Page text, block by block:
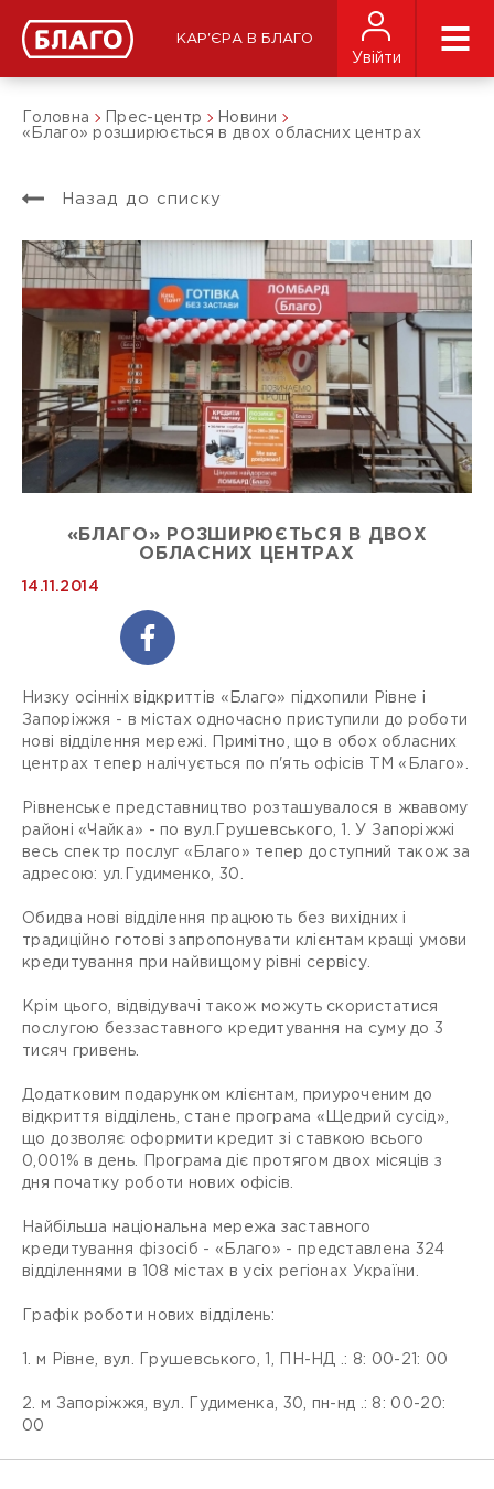
КАР'ЄРА В БЛАГО
Увійти
Головна Прес-центр
Новини
«Благо» розширюється в двох обласних центрах
Назад до списку
«БЛАГО» РОЗШИРЮЄТЬСЯ В ДВОХ
ОБЛАСНИХ ЦЕНТРАХ
14.11.2014
Низку осінніх відкриттів «Благо» підхопили Рівне і
Запоріжжя - в містах одночасно приступили до роботи
нові відділення мережі. Примітно, що в обох обласних
центрах тепер налічується по п'ять офісів ТМ «Благо».
Рівненське представництво розташувалося в жвавому
районі «Чайка» - по вул.Грушевського, 1. У Запоріжжі
весь спектр послуг «Благо» тепер доступний також за
адресою: ул.Гудименко, 30.
Обидва нові відділення працюють без вихідних і
традиційно готові запропонувати клієнтам кращі умови
кредитування при найвищому рівні сервісу.
Крім цього, відвідувачі також можуть скористатися
послугою беззаставного кредитування на суму до 3
тисяч гривень.
Додатковим подарунком клієнтам, приуроченим до
відкриття відділень, стане програма «Щедрий сусід»,
що дозволяє оформити кредит зі ставкою всього
0,001% в день. Програма діє протягом двох місяців з
дня початку роботи нових офісів.
Найбільша національна мережа заставного
кредитування фізосіб - «Благо» - представлена 324
відділеннями в 108 містах в усіх регіонах України.
Графік роботи нових відділень:
1. м Рівне, вул. Грушевського, 1, ПН-НД .: 8: 00-21: 00
2. м Запоріжжя, вул. Гудименка, 30, пн-нд .: 8: 00-20:
00